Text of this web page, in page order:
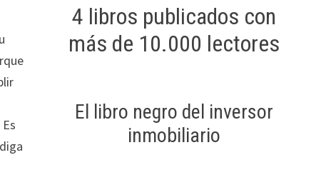
Es
4 libros publicados con
más de 10.000 lectores
El libro negro del inversor
inmobiliario